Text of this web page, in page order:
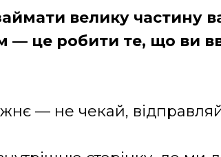
велику частину
— це робити те, що ви
— не чекай,